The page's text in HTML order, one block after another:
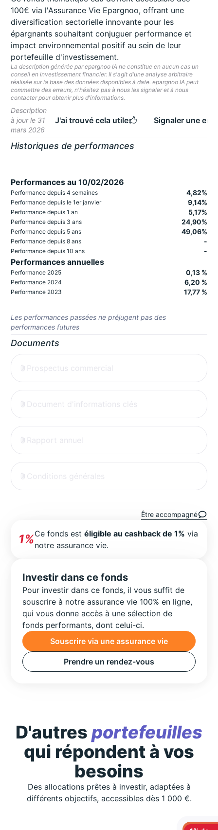
100€ via l'Assurance Vie Epargnoo, offrant une
diversification sectorielle innovante pour les
épargnants souhaitant conjuguer performance et
impact environnemental positif au sein de leur
portefeuille d'investissement.
La description générée par epargnoo IA ne constitue en aucun cas un
conseil en investissement financier. Il s'agit d'une analyse arbitraire
réalisée sur la base des données disponibles à date. epargnoo IA peut
commettre des erreurs, n'hésitez pas à nous les signaler et à nous
contacter pour obtenir plus d'informations.
Description
à jour le 31
mars 2026
J'ai trouvé cela utile Signaler une
Historiques de performances
Performances au 10/02/2026
Performance depuis 4 semaines 4,82%
Performance depuis le 1er janvier 9,14%
Performance depuis 1 an 5,17%
Performance depuis 3 ans 24,90%
Performance depuis 5 ans 49,06%
Performance depuis 8 ans -
Performance depuis 10 ans -
Performances annuelles
Performance 2025 0,13 %
Performance 2024 6,20 %
Performance 2023 17,77 %
Les performances passées ne préjugent pas des
performances futures
Documents
Prospectus commercial
Document d'informations clés
Rapport annuel
Conditions générales
Être accompagné
1%Ce fonds estéligible au cashback de 1% via
notre assurance vie.
Investir dans ce fonds
Pour investir dans ce fonds, il vous suffit de
souscrire à notre assurance vie 100% en ligne,
qui vous donne accès à une sélection de
fonds performants, dont celui-ci.
Souscrire via une assurance vie
Prendre un rendez-vous
D'autres portefeuilles
qui répondent à vos
besoins
Des allocations prêtes à investir, adaptées à
différents objectifs, accessibles dès 1 000 €.